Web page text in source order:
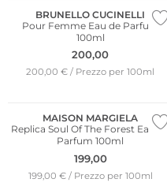
BRUNELLO CUCINELLI
Pour Femme Eau de Parfum
100ml
200,00
200,00 € / Prezzo per 100ml
MAISON MARGIELA
Replica Soul Of The Forest Eau de
Parfum 100ml
199,00
199,00 € / Prezzo per 100ml